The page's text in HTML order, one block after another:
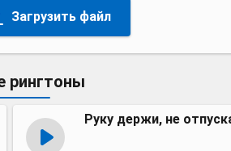
Загрузить файл
рингтоны
Руку держи, не